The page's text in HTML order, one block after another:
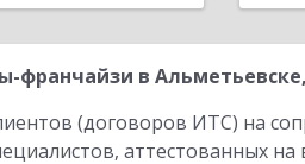
франчайзи в
(договоров ИТС) на
аттестованных